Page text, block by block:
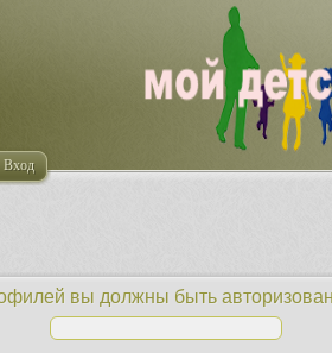
Вход
вы должны быть